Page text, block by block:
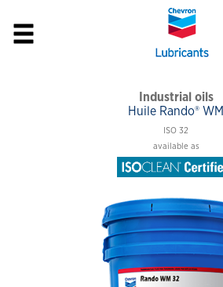
Industrial oils
Huile Rando® WM
ISO 32
available as